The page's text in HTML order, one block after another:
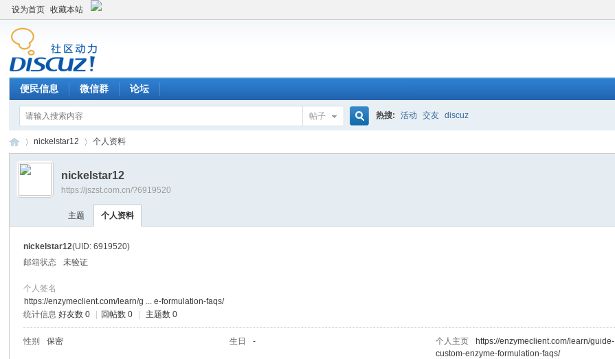
设为首页 收藏本站
便民信息 微信群 论坛
帖子 热搜: 活动 交友 discuz
›
nickelstar12 个人资料
nickelstar12
https://jszst.com.cn/?6919520
主题 个人资料
nickelstar12(UID: 6919520)
邮箱状态
未验证
个人签名
https://enzymeclient.com/learn/g ... e-formulation-faqs/
统计信息 好友数 0 回帖数 0 主题数 0
性别 保密 生日 - 个人主页
https://enzymeclient.com/learn/guide-
custom-enzyme-formulation-faqs/